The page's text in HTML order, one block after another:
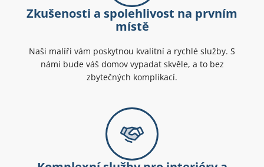
Zkušenosti a spolehlivost na prvním
místě
Naši malíři vám poskytnou kvalitní a rychlé služby. S
námi bude váš domov vypadat skvěle, a to bez
zbytečných komplikací.